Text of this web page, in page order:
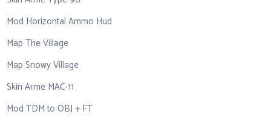
Mod Horizontal Ammo Hud
Map The Village
Map Snowy Village
Skin Arme MAC-11
Mod TDM to OBJ + FT